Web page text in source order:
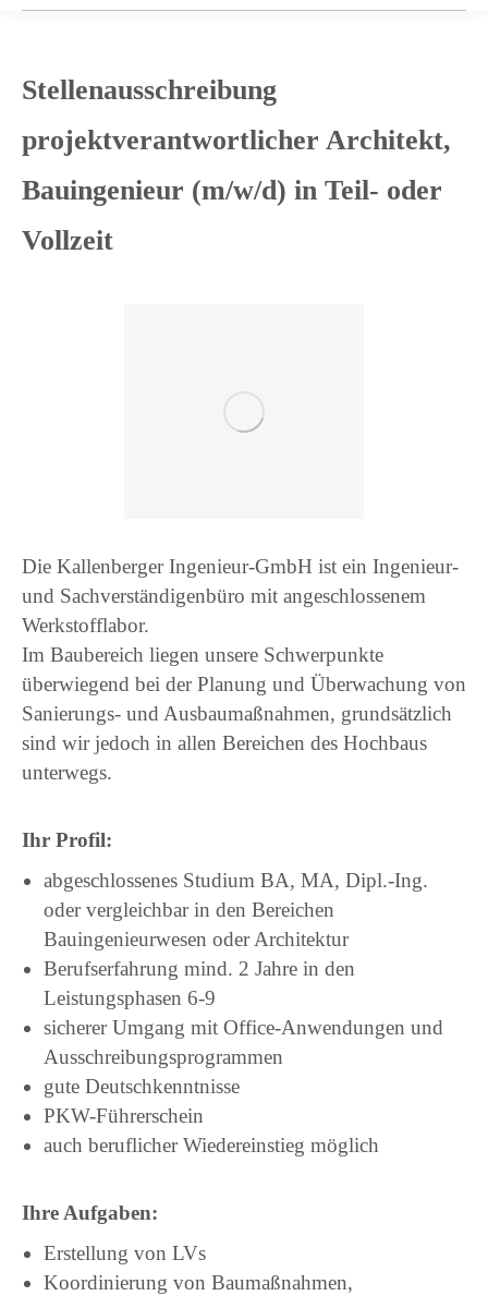
Stellenausschreibung
projektverantwortlicher Architekt,
Bauingenieur (m/w/d) in Teil- oder
Vollzeit
Die Kallenberger Ingenieur-GmbH ist ein Ingenieur-
und Sachverständigenbüro mit angeschlossenem
Werkstofflabor.
Im Baubereich liegen unsere Schwerpunkte
überwiegend bei der Planung und Überwachung von
Sanierungs- und Ausbaumaßnahmen, grundsätzlich
sind wir jedoch in allen Bereichen des Hochbaus
unterwegs.
Ihr Profil:
abgeschlossenes Studium BA, MA, Dipl.-Ing.
oder vergleichbar in den Bereichen
Bauingenieurwesen oder Architektur
Berufserfahrung mind. 2 Jahre in den
Leistungsphasen 6-9
sicherer Umgang mit Office-Anwendungen und
Ausschreibungsprogrammen
gute Deutschkenntnisse
PKW-Führerschein
auch beruflicher Wiedereinstieg möglich
Ihre Aufgaben:
Erstellung von LVs
Koordinierung von Baumaßnahmen,